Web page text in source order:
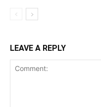
LEAVE A REPLY